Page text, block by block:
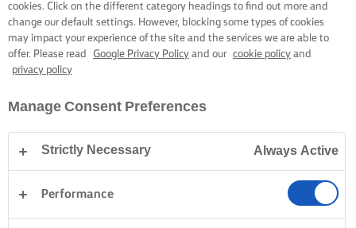
cookies. Click on the different category headings to find out more and
change our default settings. However, blocking some types of cookies
may impact your experience of the site and the services we are able to
offer. Please read
Google Privacy Policy and our cookie policy and
privacy policy
Manage Consent Preferences
Strictly Necessary Always Active
Performance